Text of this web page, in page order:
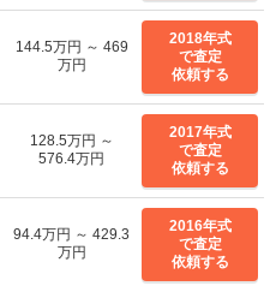
144.5万円 ～ 469
万円
2018年式
で査定
依頼する
128.5万円 ～
576.4万円
2017年式
で査定
依頼する
94.4万円 ～ 429.3
万円
2016年式
で査定
依頼する